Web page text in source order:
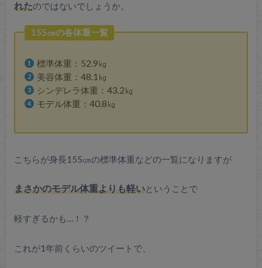
れたのではないでしょうか。
155㎝の各体重一覧
標準体重：52.9㎏
美容体重：48.1㎏
シンデレラ体重：43.2㎏
モデル体重：40.8㎏
こちらが身長155㎝の標準体重などの一覧になりますが
まさかのモデル体重よりも軽いということで
軽すぎるかも…！？
これが1年前くらいのツイートで、